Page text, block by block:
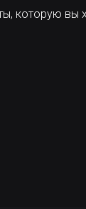
которую вы